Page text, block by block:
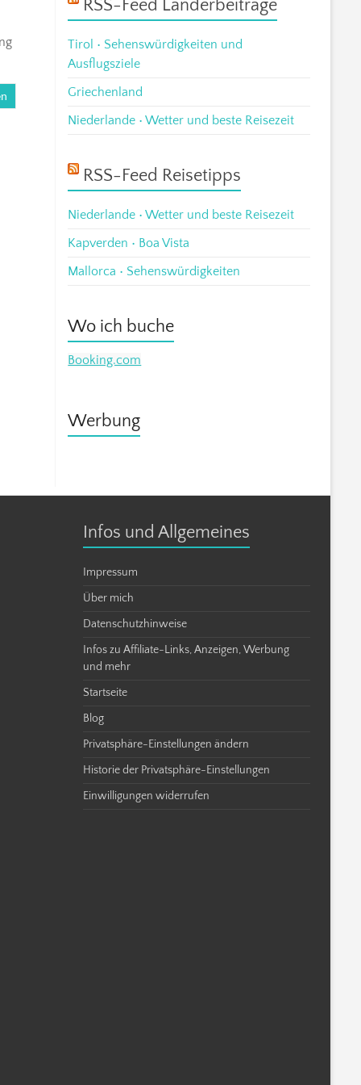
RSS-Feed Länderbeiträge
Tirol • Sehenswürdigkeiten und
Ausflugsziele
Griechenland
Niederlande • Wetter und beste Reisezeit
RSS-Feed Reisetipps
Niederlande • Wetter und beste Reisezeit
Kapverden • Boa Vista
Mallorca • Sehenswürdigkeiten
Wo ich buche
Booking.com
Werbung
Infos und Allgemeines
Impressum
Über mich
Datenschutzhinweise
Infos zu Affiliate-Links, Anzeigen, Werbung
und mehr
Startseite
Blog
Privatsphäre-Einstellungen ändern
Historie der Privatsphäre-Einstellungen
Einwilligungen widerrufen